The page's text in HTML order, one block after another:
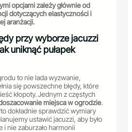
opcjami zależy głównie od
dotyczących elastyczności i
aranżacji.
przy wyborze jacuzzi
uniknąć pułapek
to nie lada wyzwanie,
się powszechne błędy, które
kłopoty. Jednym z częstych
miejsca w ogrodzie.
dokładnie sprawdzić wymiary
ustawić jacuzzi, aby było
nie zaburzało harmonii